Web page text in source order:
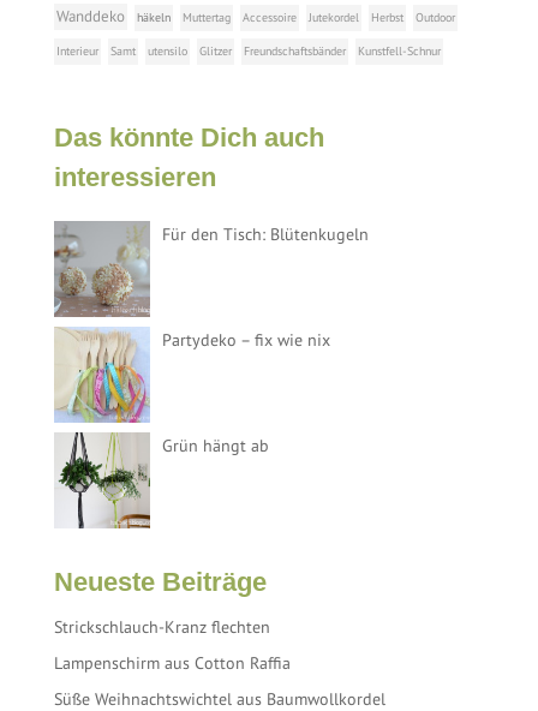
Wanddeko
häkeln Muttertag Accessoire Jutekordel Herbst Outdoor
Interieur Samt utensilo Glitzer Freundschaftsbänder Kunstfell-Schnur
Das könnte Dich auch
interessieren
Für den Tisch: Blütenkugeln
Partydeko – fix wie nix
Grün hängt ab
Neueste Beiträge
Strickschlauch-Kranz flechten
Lampenschirm aus Cotton Raffia
Süße Weihnachtswichtel aus Baumwollkordel